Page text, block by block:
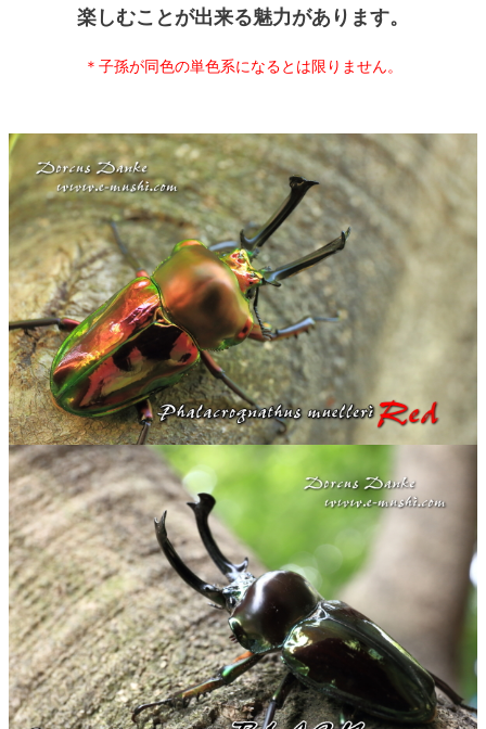
楽しむことが出来る魅力があります。
＊子孫が同色の単色系になるとは限りません。